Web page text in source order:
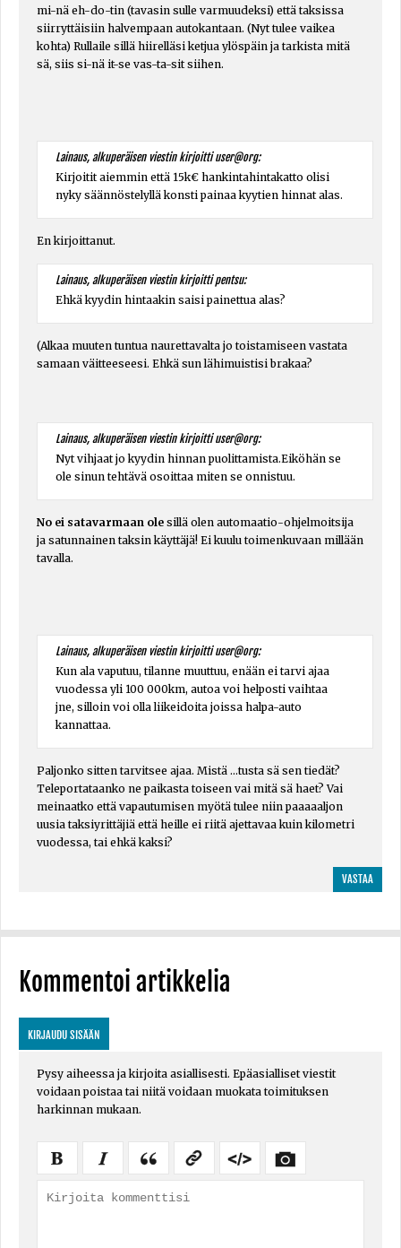
mi-nä eh-do-tin (tavasin sulle varmuudeksi) että taksissa
siirryttäisiin halvempaan autokantaan. (Nyt tulee vaikea
kohta) Rullaile sillä hiirelläsi ketjua ylöspäin ja tarkista mitä
sä, siis si-nä it-se vas-ta-sit siihen.
Lainaus, alkuperäisen viestin kirjoitti user@org:
Kirjoitit aiemmin että 15k€ hankintahintakatto olisi
nyky säännöstelyllä konsti painaa kyytien hinnat alas.
En kirjoittanut.
Lainaus, alkuperäisen viestin kirjoitti pentsu:
Ehkä kyydin hintaakin saisi painettua alas?
(Alkaa muuten tuntua naurettavalta jo toistamiseen vastata
samaan väitteeseesi. Ehkä sun lähimuistisi brakaa?
Lainaus, alkuperäisen viestin kirjoitti user@org:
Nyt vihjaat jo kyydin hinnan puolittamista.Eiköhän se
ole sinun tehtävä osoittaa miten se onnistuu.
No ei satavarmaan ole sillä olen automaatio-ohjelmoitsija
ja satunnainen taksin käyttäjä! Ei kuulu toimenkuvaan millään
tavalla.
Lainaus, alkuperäisen viestin kirjoitti user@org:
Kun ala vaputuu, tilanne muuttuu, enään ei tarvi ajaa
vuodessa yli 100 000km, autoa voi helposti vaihtaa
jne, silloin voi olla liikeidoita joissa halpa-auto
kannattaa.
Paljonko sitten tarvitsee ajaa. Mistä ...tusta sä sen tiedät?
Teleportataanko ne paikasta toiseen vai mitä sä haet? Vai
meinaatko että vapautumisen myötä tulee niin paaaaaljon
uusia taksiyrittäjiä että heille ei riitä ajettavaa kuin kilometri
vuodessa, tai ehkä kaksi?
VASTAA
Kommentoi artikkelia
KIRJAUDU SISÄÄN
Pysy aiheessa ja kirjoita asiallisesti. Epäasialliset viestit
voidaan poistaa tai niitä voidaan muokata toimituksen
harkinnan mukaan.